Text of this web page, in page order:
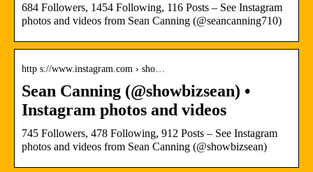
684 Followers, 1454 Following, 116 Posts – See Instagram
photos and videos from Sean Canning (@seancanning710)
http s://www.instagram.com › sho…
Sean Canning (@showbizsean) •
Instagram photos and videos
745 Followers, 478 Following, 912 Posts – See Instagram
photos and videos from Sean Canning (@showbizsean)